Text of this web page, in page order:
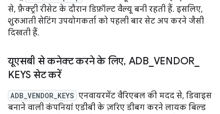
से, फ़ैक्ट्री रीसेट के दौरान डिफ़ॉल्ट वैल्यू बनी रहती हैं. इसलिए,
शुरुआती सेटिंग उपयोगकर्ता को पहली बार सेट अप करने जैसी
दिखती हैं.
यूएसबी से कनेक्ट करने के लिए, ADB_ VENDOR
KEYS सेट करें
ADB_VENDOR_KEYS एनवायरमेंट वैरिएबल की मदद से, डिवाइस
बनाने वाली कंपनियां एडीबी के ज़रिए डीबग करने लायक बिल्ड